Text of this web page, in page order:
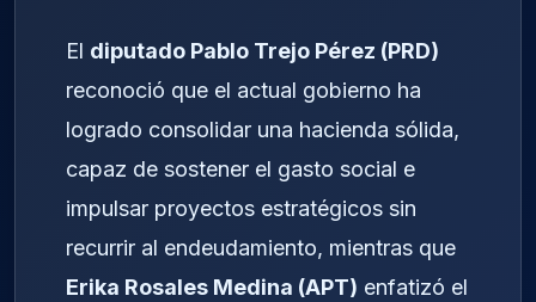
El diputado Pablo Trejo Pérez (PRD)
reconoció que el actual gobierno ha
logrado consolidar una hacienda sólida,
capaz de sostener el gasto social e
impulsar proyectos estratégicos sin
recurrir al endeudamiento, mientras que
Erika Rosales Medina (APT) enfatizó el